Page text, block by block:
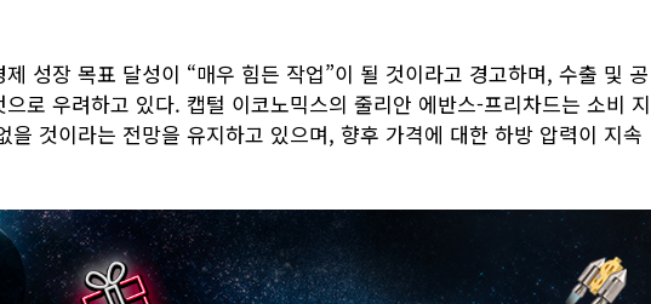
성장 목표 달성이 “매우 힘든 작업”이 될 것이라고 경고하며, 수출 및 공
로 우려하고 있다. 캡털 이코노믹스의 줄리안 에반스-프리차드는 소비 지
것이라는 전망을 유지하고 있으며, 향후 가격에 대한 하방 압력이 지속